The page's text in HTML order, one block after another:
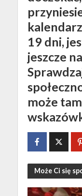
19 dni,
jeszcze
może
Może Ci się